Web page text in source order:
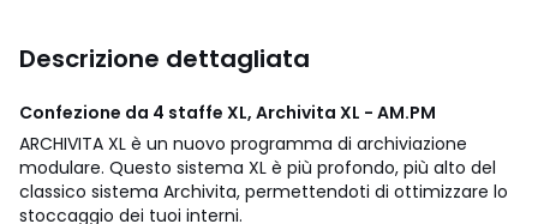
Descrizione dettagliata
Confezione da 4 staffe XL, Archivita XL - AM.PM
ARCHIVITA XL è un nuovo programma di archiviazione
modulare. Questo sistema XL è più profondo, più alto del
classico sistema Archivita, permettendoti di ottimizzare lo
stoccaggio dei tuoi interni.